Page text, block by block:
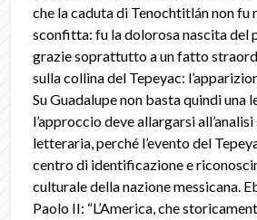
che la caduta di Tenochtitlán non fu
sconfitta: fu la dolorosa nascita del
grazie soprattutto a un fatto
sulla collina del Tepeyac:
Su Guadalupe non basta quindi una
l’approccio deve allargarsi
letteraria, perché l’evento del
centro di identificazione e
culturale della nazione messicana.
Paolo II: “L’America, che